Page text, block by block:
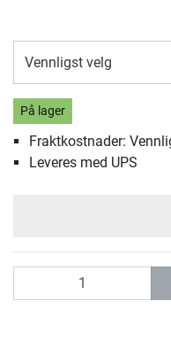
Vennligst velg
På lager
Fraktkostnader:
Leveres med UPS